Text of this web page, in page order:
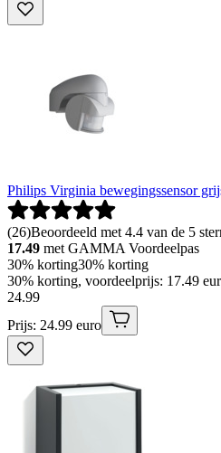
Philips Virginia bewegingssensor
(26)Beoordeeld met 4.4 van de 5
17.49 met GAMMA Voordeelpas
30% korting30% korting
30% korting, voordeelprijs: 17.49
24.99
Prijs: 24.99 euro